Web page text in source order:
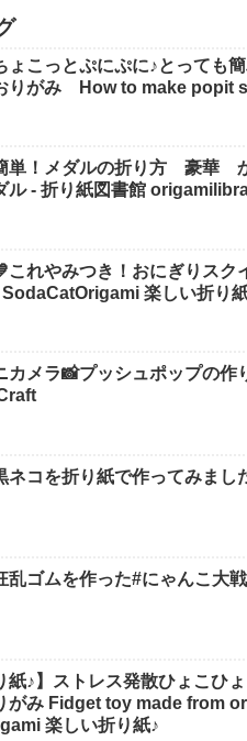
ょこっとぷにぷに♪とっても
りがみ How to make popit
簡単！メダルの折り方 豪華
ル - 折り紙図書館
これやみつき！おにぎりス
楽しい折り
カメラ📸プッシュポップの
ネコを折り紙で作ってみまし
乱ゴムを作った#にゃんこ大
紙♪】ストレス発散ひょこひ
がみ Fidget toy made from
楽しい折り紙♪